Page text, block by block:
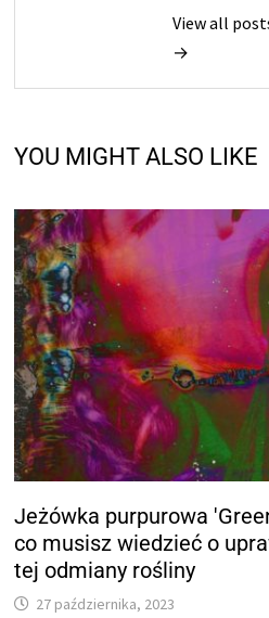
View all
→
YOU MIGHT ALSO LIKE
Jeżówka purpurowa
co musisz wiedzieć o
tej odmiany rośliny
27 października, 2023